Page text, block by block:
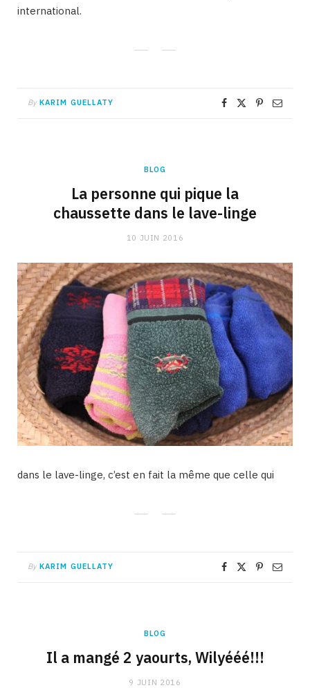
international.
By KARIM GUELLATY
BLOG
La personne qui pique la
chaussette dans le lave-linge
10 JUIN 2016
dans le lave-linge, c’est en fait la même que celle qui
By KARIM GUELLATY
BLOG
Il a mangé 2 yaourts, Wilyééé!!!
9 JUIN 2016